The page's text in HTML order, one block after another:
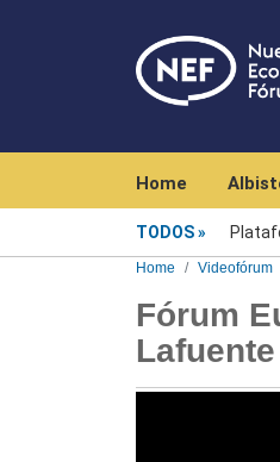
Home
TODOS
Home Videofórum
Fórum